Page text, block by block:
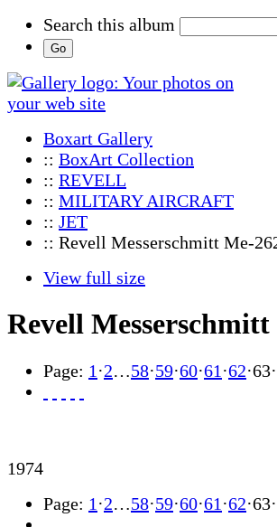
Search this album
Boxart Gallery
:: BoxArt Collection
:: REVELL
:: MILITARY AIRCRAFT
:: JET
:: Revell Messerschmitt Me-
View full size
Revell
Page: 1 ·2…58·59·60·61 ·62·63·
1974
Page: 1 ·2…58·59·60·61 ·62·63·